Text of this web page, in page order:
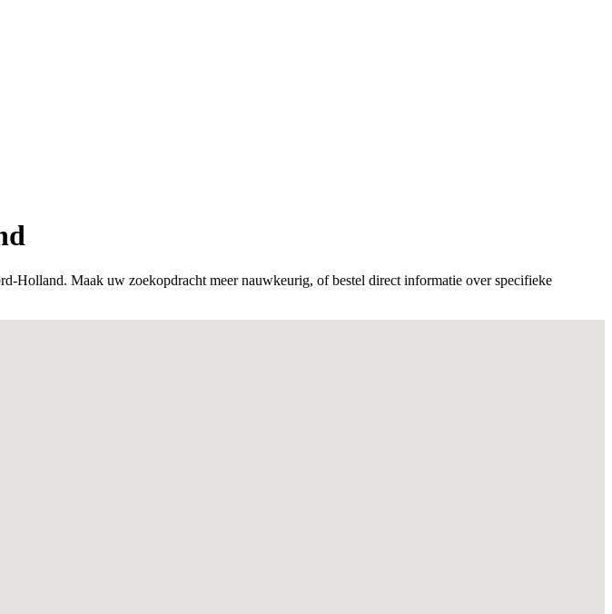
Holland. Maak uw zoekopdracht meer nauwkeurig, of bestel direct informatie over specifieke